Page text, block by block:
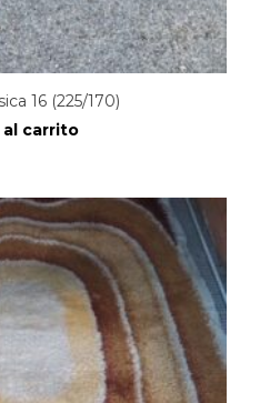
16 (225/170)
al carrito